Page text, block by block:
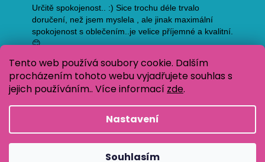
Tento web používá soubory cookie. Dalším
procházením tohoto webu vyjadřujete souhlas s
jejich používáním.. Více informací zde.
Nastavení
Souhlasím
Copyright 2026Oblečení pro děti Baja Design. Všechna
práva vyhrazena.